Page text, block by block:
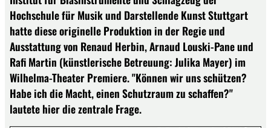
Hochschule für Musik und Darstellende Kunst Stuttgart
hatte diese originelle Produktion in der Regie und
Ausstattung von Renaud Herbin, Arnaud Louski-Pane und
Rafi Martin (künstlerische Betreuung: Julika Mayer) im
Wilhelma-Theater Premiere. "Können wir uns schützen?
Habe ich die Macht, einen Schutzraum zu schaffen?"
lautete hier die zentrale Frage.